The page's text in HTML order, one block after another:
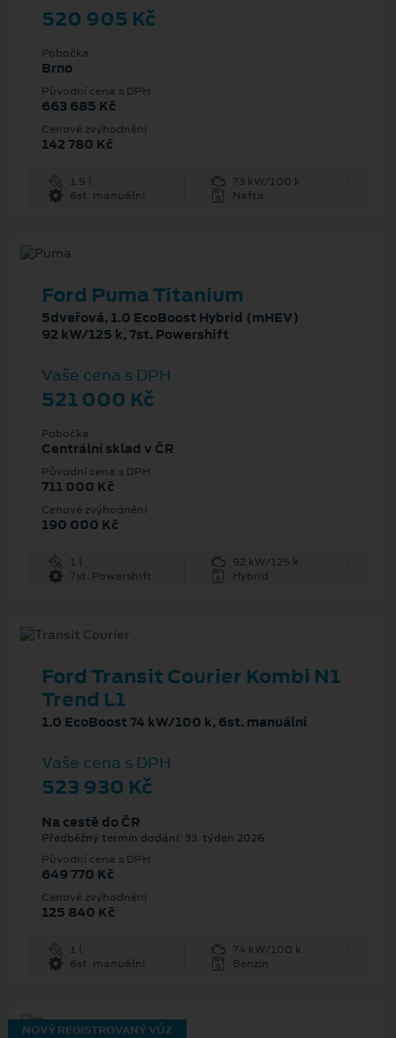
520 905 Kč
Pobočka
Brno
Původní cena s DPH
663 685 Kč
Cenové zvýhodnění
142 780 Kč
1.5 l
73 kW/100 k
6st. manuální
Nafta
Ford Puma Titanium
5dveřová, 1.0 EcoBoost Hybrid (mHEV)
92 kW/125 k, 7st. Powershift
Vaše cena s DPH
521 000 Kč
Pobočka
Centrální sklad v ČR
Původní cena s DPH
711 000 Kč
Cenové zvýhodnění
190 000 Kč
1 l
92 kW/125 k
7st. Powershift
Hybrid
Ford Transit Courier Kombi N1
Trend L1
1.0 EcoBoost 74 kW/100 k, 6st. manuální
Vaše cena s DPH
523 930 Kč
Na cestě do ČR
Předběžný termín dodání: 33. týden 2026
Původní cena s DPH
649 770 Kč
Cenové zvýhodnění
125 840 Kč
1 l
74 kW/100 k
6st. manuální
Benzín
NOVÝ REGISTROVANÝ VŮZ